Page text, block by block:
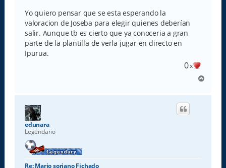
Yo quiero pensar que se esta esperando la
valoracion de Joseba para elegir quienes deberían
salir. Aunque tb es cierto que ya conoceria a gran
parte de la plantilla de verla jugar en directo en
Ipurua.
0x
r
edunara
Legendario
Re: Mario soriano Fichado